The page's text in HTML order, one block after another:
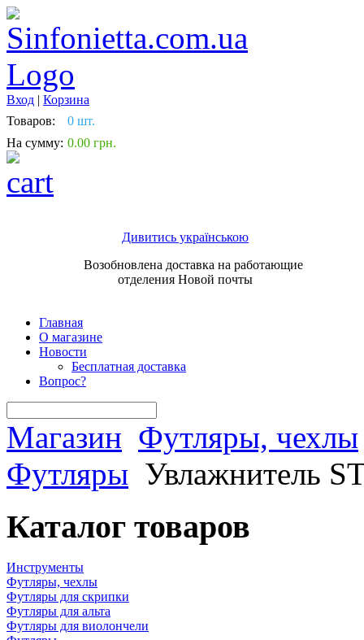
Вход | Корзина
Товаров:
0 шт.
На сумму: 0.00 грн.
Дивитись українською
Возобновлена доставка на работающие
отделения Новой почты
Главная
О магазине
Новости
Бесплатная доставка
Вопрос?
Магазин Футляры, чехлы
Футляры Увлажнитель
Каталог товаров
Инструменты
Футляры, чехлы
Футляры для скрипки
Футляры для альта
Футляры для виолончели